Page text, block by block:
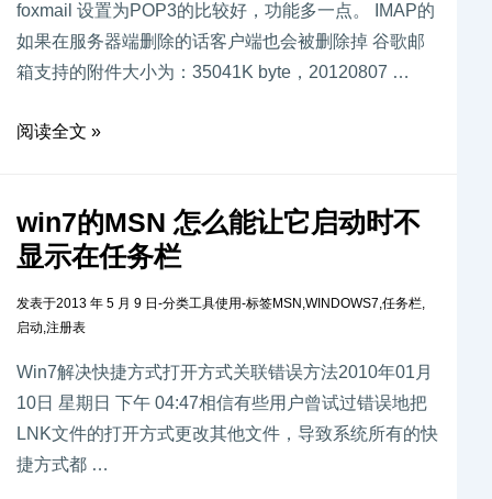
foxmail 设置为POP3的比较好，功能多一点。 IMAP的
如果在服务器端删除的话客户端也会被删除掉 谷歌邮
箱支持的附件大小为：35041K byte，20120807 …
阅读全文 »
win7的MSN 怎么能让它启动时不
显示在任务栏
发表于2013 年 5 月 9 日 -分类工具使用-标签MSN ,WINDOWS7,任务栏,
启动,注册表
Win7解决快捷方式打开方式关联错误方法2010年01月
10日 星期日 下午 04:47相信有些用户曾试过错误地把
LNK文件的打开方式更改其他文件，导致系统所有的快
捷方式都 …